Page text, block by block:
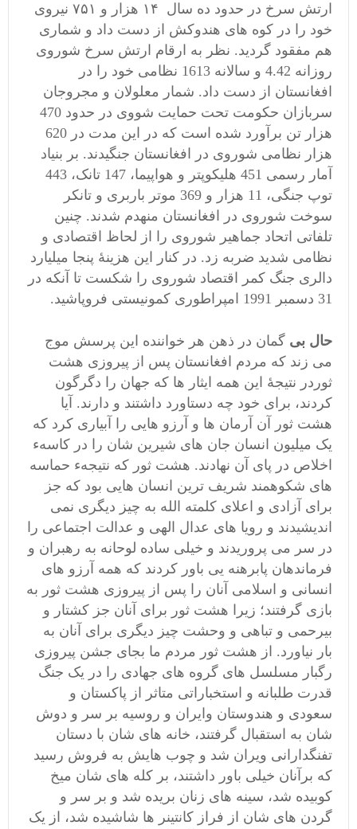
ارتش
سرخ در حدود ده سال ۱۴ هزار و ۷۵۱ نیروی
خود را در کوه های هندوکش از دست داد و شماری
هم مفقود گردید. نظر به ارقام ارتش سرخ شوروی
روزانه 4.42 و سالانه 1613 نظامی خود را در
افغانستان از دست داد. شمار معلولان و مجروجان
سربازان حکومت تحت حمایت شووی در حدود 470
هزار تن برآورد شده است که در این مدت در 620
هزار نظامی شوروی در افغانستان جنگیدند. بر بنیاد
آمار رسمی 451 هلیکوپتر و هواپیما، 147 تانک، 443
توپ جنگی، 11 هزار و 369 موتر باربری و تانکر
سوخت شوروی در افغانستان منهدم شدند. چنین
تلفاتی اتحاد جماهیر شوروی را از لحاظ اقتصادی و
نظامی شدید ضربه زد. در کنار این هزینۀ پنجا میلیارد
دالری جنگ کمر اقتصاد شوروی را شکست تا آنکه در
31 دسمبر 1991 امپراطوری کمونیستی فروپاشید.
حال بی گمان در ذهن هر خواننده این پرسش موج
می زند که مردم افغانستان پس از پیروزی هشت
ثوردر نتیجۀ این همه ایثار ها که جهان را دگرگون
کردند، برای خود چه دستاورد داشتند و دارند. آیا
هشت ثور آن آرمان ها و آرزو هایی را آبیاری کرد که
یک میلیون انسان جان های شیرین شان را در کاسهء
اخلاص در پای آن نهادند. هشت ثور که نتیجهء حماسه
های شکوهمند شریف ترین انسان هایی بود که جز
برای آزادی و اعلای کلمته الله به چیز دیگری نمی
اندیشیدند و رویا های عدال الهی و عدالت اجتماعی را
در سر می پروریدند و خیلی ساده لوحانه به رهبران و
فرماندهان پابرهنه یی باور کردند که همه آرزو های
انسانی و اسلامی آنان را پس از پیروزی هشت ثور به
بازی گرفتند؛ زیرا هشت ثور برای آنان جز کشتار و
بیرحمی و تباهی و وحشت چیز دیگری برای آنان به
بار نیاورد. از هشت ثور مردم ما بجای جشن پیروزی
رگبار مسلسل های گروه های جهادی را در یک جنگ
قدرت طلبانه و استخباراتی متاثر از پاکستان و
سعودی و هندوستان وایران و روسیه بر سر و دوش
شان به استقبال گرفتند، خانه های شان با دستان
تفنگدارانی ویران شد و چوب هایش به فروش رسید
که برآنان خیلی باور داشتند، بر کله های شان میخ
کوبیده شد، سینه های زنان بریده شد و بر سر و
گردن های شان از فراز کانتینر ها شاشیده شد، از یک